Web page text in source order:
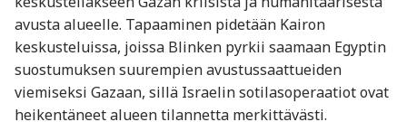
avusta alueelle. Tapaaminen pidetään Kairon
keskusteluissa, joissa Blinken pyrkii saamaan Egyptin
suostumuksen suurempien avustussaattueiden
viemiseksi Gazaan, sillä Israelin sotilasoperaatiot ovat
heikentäneet alueen tilannetta merkittävästi.